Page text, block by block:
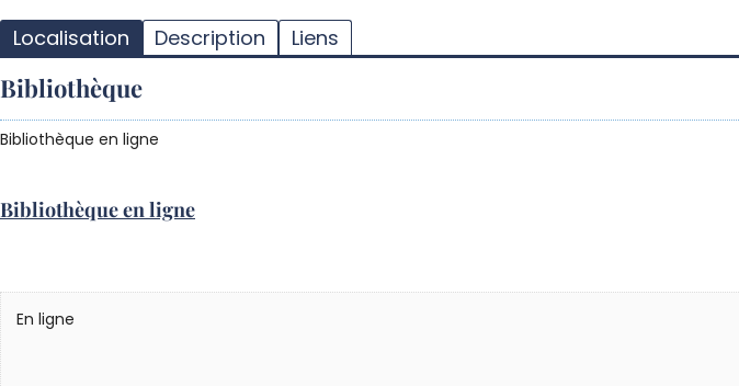
Localisation Description Liens
Bibliothèque
Bibliothèque en ligne
Bibliothèque en ligne
En ligne